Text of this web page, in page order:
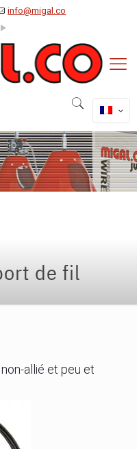
info@migal.co
de fil
allié et peu et